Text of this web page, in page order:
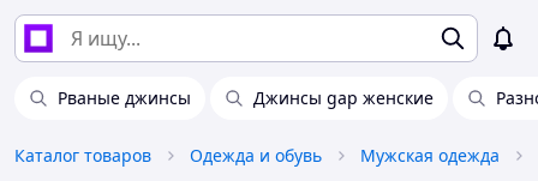
Рваные джинсы Джинсы gap женские
Каталог товаров Одежда и обувь Мужская одежда